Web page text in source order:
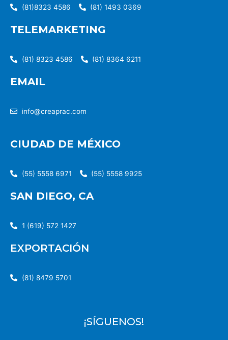
(81)8323 4586
(81) 1493 0369
TELEMARKETING
(81) 8323 4586 (81) 8364 6211
EMAIL
info@creaprac.com
CIUDAD DE MÉXICO
(55) 5558 6971 (55) 5558 9925
SAN DIEGO, CA
1 (619) 572 1427
EXPORTACIÓN
(81) 8479 5701
¡SÍGUENOS!